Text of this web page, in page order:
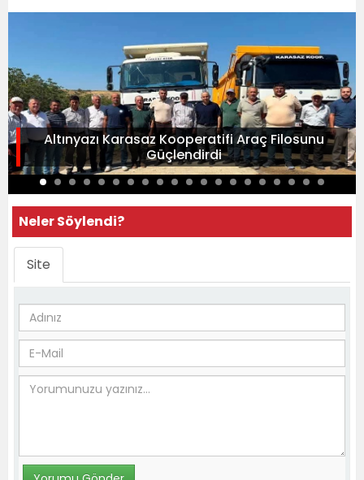
Altınyazı Karasaz Kooperatifi Araç Filosunu
Güçlendirdi
Neler Söylendi?
Site